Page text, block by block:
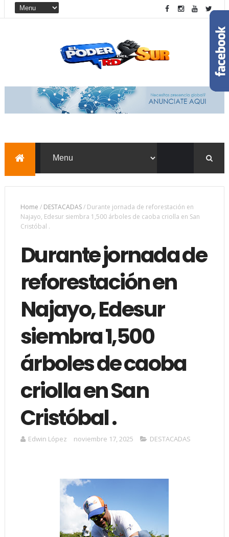
Home / DESTACADAS/ Durante jornada de reforestación en
Najayo, Edesur siembra 1,500 árboles de caoba criolla en San
Cristóbal .
Durante jornada de
reforestación en
Najayo, Edesur
siembra 1,500
árboles de caoba
criolla en San
Cristóbal .
Edwin López noviembre 17, 2025 DESTACADAS